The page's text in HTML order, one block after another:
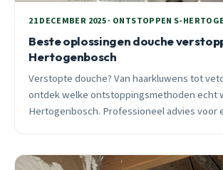
21 DECEMBER 2025 · ONTSTOPPEN S-
Beste oplossingen douche
Hertogenbosch
Verstopte douche? Van haarkluwens tot
ontdek welke ontstoppingsmethoden echt
Hertogenbosch. Professioneel advies voor